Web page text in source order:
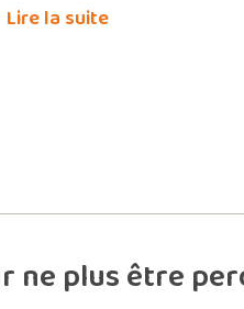
Lire la suite
ne plus être